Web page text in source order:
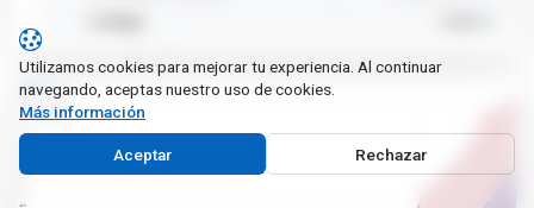
Utilizamos cookies para mejorar tu experiencia. Al continuar
navegando, aceptas nuestro uso de cookies.
Más información
Aceptar Rechazar